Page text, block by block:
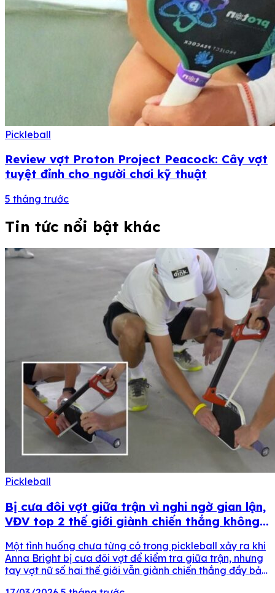
Pickleball
Review vợt Proton Project Peacock: Cây vợt
tuyệt đỉnh cho người chơi kỹ thuật
5 tháng trước
Tin tức nổi bật khác
Pickleball
Bị cưa đôi vợt giữa trận vì nghi ngờ gian lận,
VĐV top 2 thế giới giành chiến thắng không
Một tình huống chưa từng có trong pickleball xảy ra khi
Anna Bright bị cưa đôi vợt để kiểm tra giữa trận, nhưng
tay vợt nữ số hai thế giới vẫn giành chiến thắng đầy bản